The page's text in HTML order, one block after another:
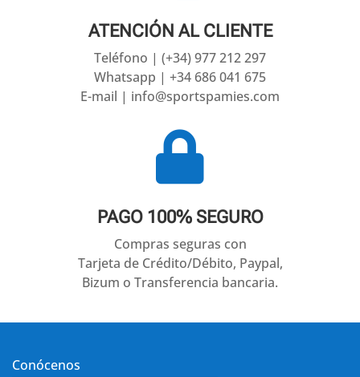
ATENCIÓN AL CLIENTE
Teléfono | (+34) 977 212 297
Whatsapp | +34 686 041 675
E-mail | info@sportspamies.com

PAGO 100% SEGURO
Compras seguras con
Tarjeta de Crédito/Débito, Paypal,
Bizum o Transferencia bancaria.
Conócenos